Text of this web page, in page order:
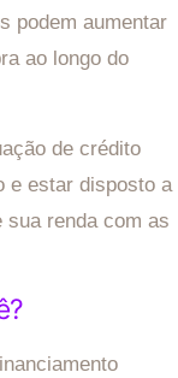
podem aumentar
ao longo do
de crédito
e estar disposto a
sua renda com as